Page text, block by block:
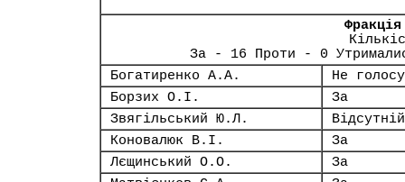
За - 16 Проти - 0
Богатиренко А.А.
Не
Борзих О.І.
За
Звягільський Ю.Л.
Відсутній
Коновалюк В.І.
За
Лєщинський О.О.
За